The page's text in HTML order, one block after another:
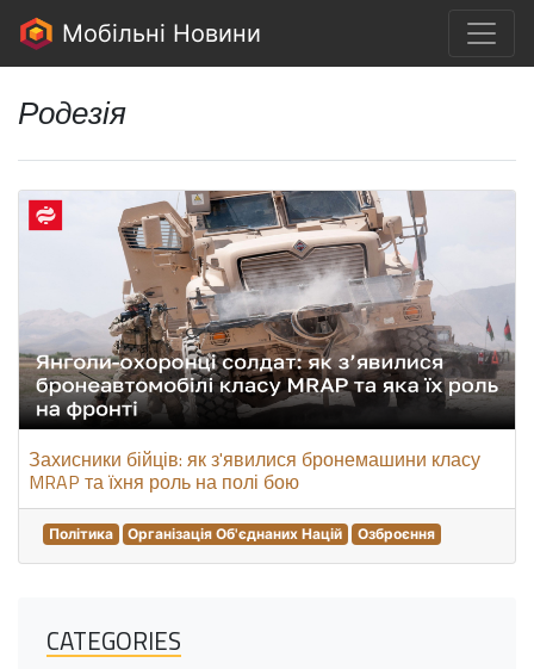
Мобільні Новини
Родезія
Захисники бійців: як з'явилися бронемашини класу
MRAP та їхня роль на полі бою
Політика Організація Об'єднаних Націй Озброєння
CATEGORIES